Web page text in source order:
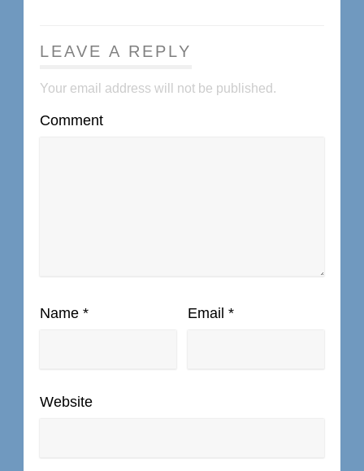
LEAVE A REPLY
Your email address will not be published.
Comment
Name * Email *
Website